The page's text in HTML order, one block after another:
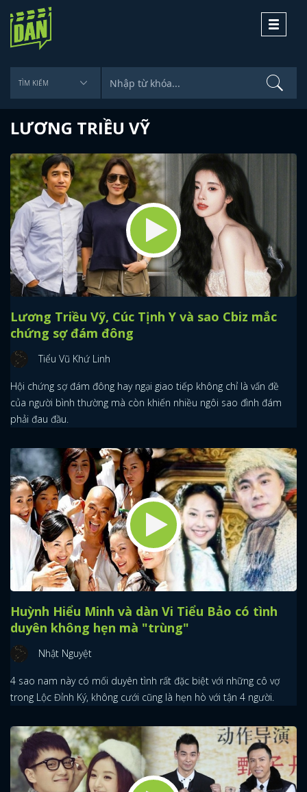
Toggle
LƯƠNG TRIỀU VỸ
Lương Triều Vỹ, Cúc Tịnh Y và sao Cbiz mắc
chứng sợ đám đông
Tiểu Vũ Khứ Linh
Hội chứng sợ đám đông hay ngại giao tiếp không chỉ là vấn đề
của người bình thường mà còn khiến nhiều ngôi sao đình đám
phải đau đầu.
Huỳnh Hiểu Minh và dàn Vi Tiểu Bảo có tình
duyên không hẹn mà "trùng"
Nhật Nguyệt
4 sao nam này có mối duyên tình rất đặc biệt với những cô vợ
trong Lộc Đỉnh Ký, không cưới cũng là hẹn hò với tận 4 người.